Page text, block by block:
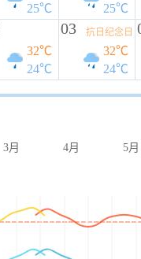
25℃
25℃
32℃
24℃
03 抗日纪念日
32℃
24℃
3月 4月 5月